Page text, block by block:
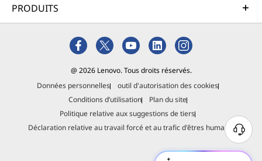
PRODUITS
@ 2026 Lenovo. Tous droits réservés.
Données personnelles
outil d'autorisation des cookies
Conditions d’utilisation
Plan du site
Politique relative aux suggestions de tiers
Déclaration relative au travail forcé et au trafic d'êtres humains